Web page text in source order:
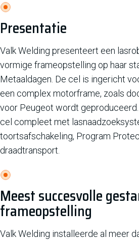
Presentatie
Valk Welding presenteert een
vormige frameopstelling op haar
Metaaldagen. De cel is ingericht
een complex motorframe, zoals
voor Peugeot wordt
cel compleet met
toortsafschakeling, Program
draadtransport.
Meest succesvolle
frameopstelling
Valk Welding installeerde al meer